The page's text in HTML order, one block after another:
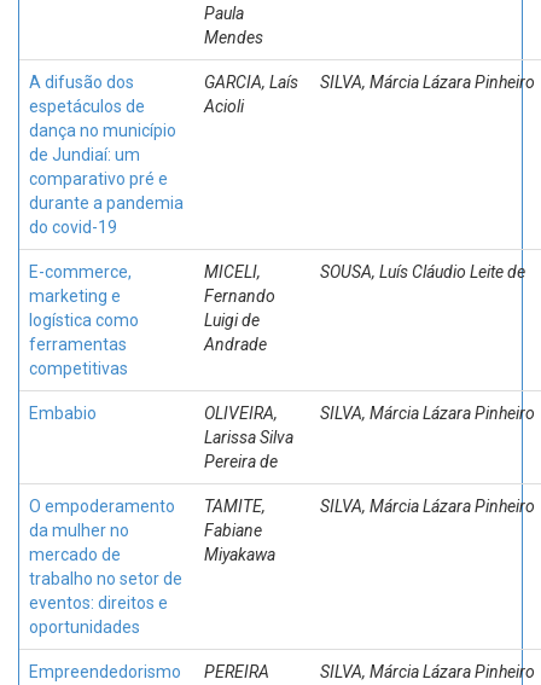
Paula
Mendes
A difusão dos
espetáculos de
dança no município
de Jundiaí: um
comparativo pré e
durante a pandemia
do covid-19
GARCIA, Laís
Acioli
SILVA, Márcia Lázara Pinheiro
E-commerce,
marketing e
logística como
ferramentas
competitivas
MICELI,
Fernando
Luigi de
Andrade
SOUSA, Luís Cláudio Leite de
Embabio
OLIVEIRA,
Larissa Silva
Pereira de
SILVA, Márcia Lázara Pinheiro
O empoderamento
da mulher no
mercado de
trabalho no setor de
eventos: direitos e
oportunidades
TAMITE,
Fabiane
Miyakawa
SILVA, Márcia Lázara Pinheiro
Empreendedorismo
PEREIRA
SILVA, Márcia Lázara Pinheiro